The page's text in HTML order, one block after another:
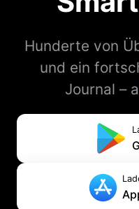
Hunderte von
und ein
Journal –